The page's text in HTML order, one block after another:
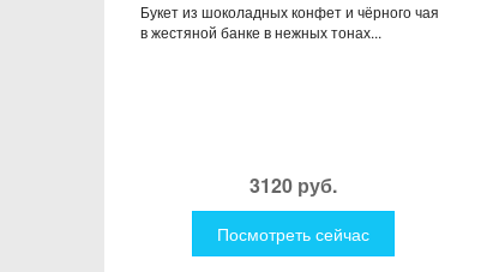
Букет из шоколадных конфет и чёрного чая
в жестяной банке в нежных тонах...
3120 руб.
Посмотреть сейчас